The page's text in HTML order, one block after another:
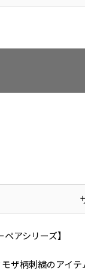
アシリーズ】
ザ柄刺繍のアイテ